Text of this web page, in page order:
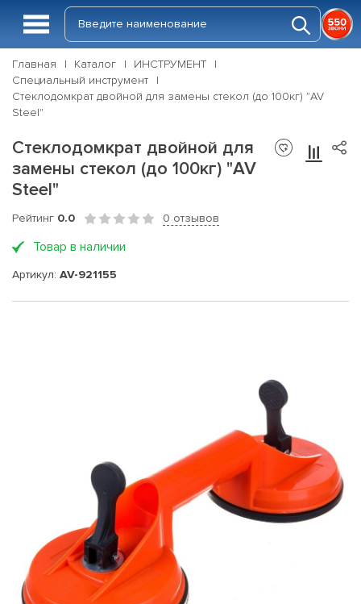
Главная Каталог
ИНСТРУМЕНТ
Специальный инструмент
Стеклодомкрат двойной для замены стекол (до 100кг) "AV
Steel"
Стеклодомкрат двойной для
замены стекол (до 100кг) "AV
Steel"
Рейтинг 0.0 0 отзывов
Товар в наличии
Артикул: AV-921155